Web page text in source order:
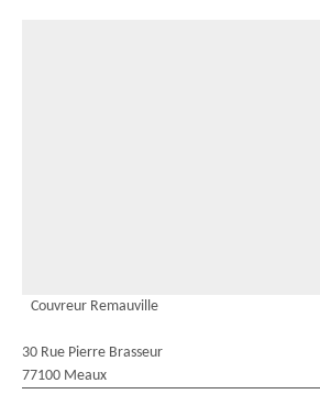
Couvreur Remauville
30 Rue Pierre Brasseur
77100 Meaux